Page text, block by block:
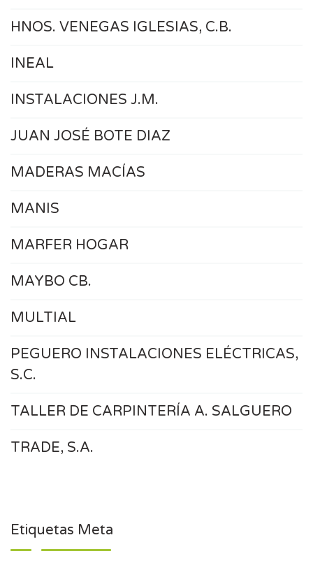
HNOS. VENEGAS IGLESIAS, C.B.
INEAL
INSTALACIONES J.M.
JUAN JOSÉ BOTE DIAZ
MADERAS MACÍAS
MANIS
MARFER HOGAR
MAYBO CB.
MULTIAL
PEGUERO INSTALACIONES ELÉCTRICAS,
S.C.
TALLER DE CARPINTERÍA A. SALGUERO
TRADE, S.A.
Etiquetas Meta